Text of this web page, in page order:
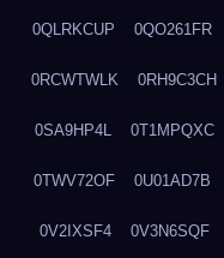
0QLRKCUP 0QO261FR
0RCWTWLK 0RH9C3CH
0SA9HP4L 0T1MPQXC
0TWV72OF 0U01AD7B
0V2IXSF4 0V3N6SQF